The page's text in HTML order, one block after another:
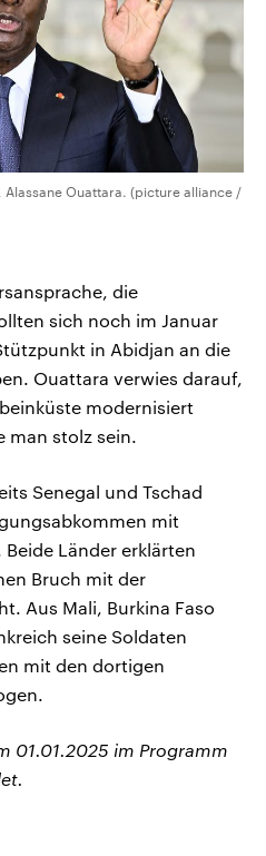
Alassane Ouattara. (picture alliance /
die
sich noch im Januar
in Abidjan an die
Ouattara verwies darauf,
modernisiert
man stolz sein.
Senegal und Tschad
mit
Länder erklärten
Bruch mit der
Aus Mali, Burkina Faso
seine Soldaten
mit den dortigen
01.01.2025 im Programm